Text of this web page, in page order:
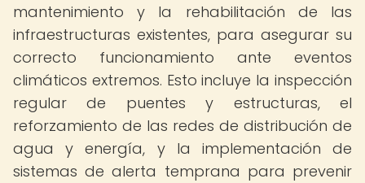
mantenimiento y la rehabilitación de las
infraestructuras existentes, para asegurar su
correcto funcionamiento ante eventos
climáticos extremos. Esto incluye la inspección
regular de puentes y estructuras, el
reforzamiento de las redes de distribución de
agua y energía, y la implementación de
sistemas de alerta temprana para prevenir